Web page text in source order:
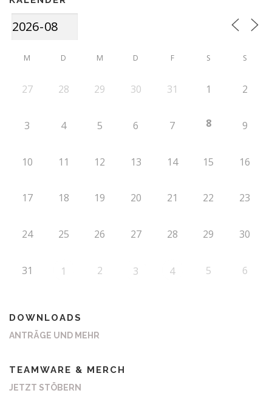
M D M D F S S
27 28 29 30 31 1 2
3 4 5 6 7 8 9
10 11 12 13 14 15 16
17 18 19 20 21 22 23
24 25 26 27 28 29 30
31 1 2 3 4 5 6
DOWNLOADS
ANTRÄGE UND MEHR
TEAMWARE & MERCH
JETZT STÖBERN